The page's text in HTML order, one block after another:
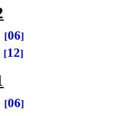
06
12
06